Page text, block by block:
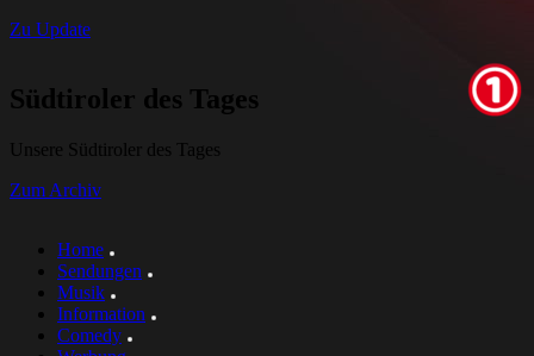
Zu Update
Südtiroler des Tages
Unsere Südtiroler des Tages
Zum Archiv
Home
Sendungen
Musik
Information
Comedy